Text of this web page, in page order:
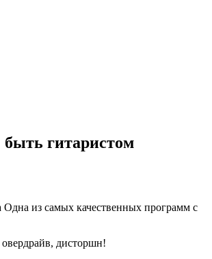
гитаристом
Одна из самых качественных программ с
дисторшн!